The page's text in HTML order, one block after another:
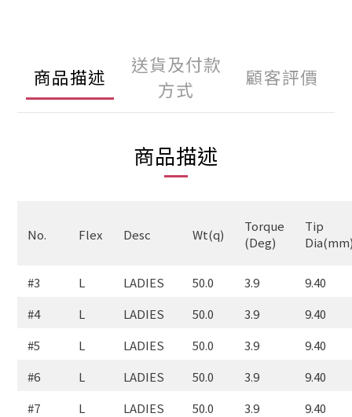
商品描述
送貨及付款
方式
顧客評價
商品描述
No. Flex Desc Wt(q)
Torque
(Deg)
Tip
#3 L LADIES 50.0 3.9
9.40
#4
L LADIES 50.0 3.9
9.40
#5
L LADIES 50.0 3.9
9.40
#6
L LADIES 50.0 3.9
9.40
#7
L LADIES 50.0 3.9
9.40